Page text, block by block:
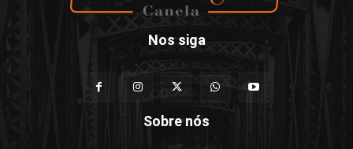
Nos siga
Sobre nós